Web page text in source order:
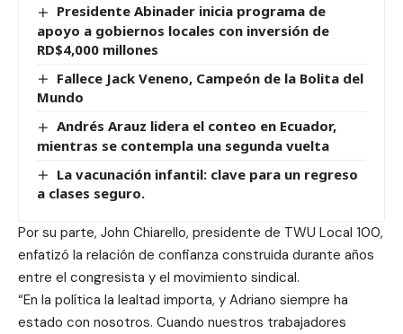
Presidente Abinader inicia programa de
apoyo a gobiernos locales con inversión de
RD$4,000 millones
Fallece Jack Veneno, Campeón de la Bolita del
Mundo
Andrés Arauz lidera el conteo en Ecuador,
mientras se contempla una segunda vuelta
La vacunación infantil: clave para un regreso
a clases seguro.
Por su parte, John Chiarello, presidente de TWU Local 100,
enfatizó la relación de confianza construida durante años
entre el congresista y el movimiento sindical.
“En la política la lealtad importa, y Adriano siempre ha
estado con nosotros. Cuando nuestros trabajadores